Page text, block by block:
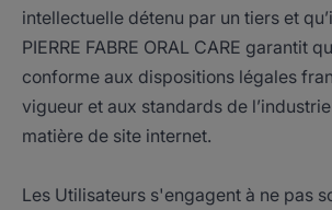
intellectuelle détenu par un tiers et
PIERRE FABRE ORAL CARE garantit
conforme aux dispositions légales
vigueur et aux standards de
matière de site internet.
Les Utilisateurs s'engagent à ne pas